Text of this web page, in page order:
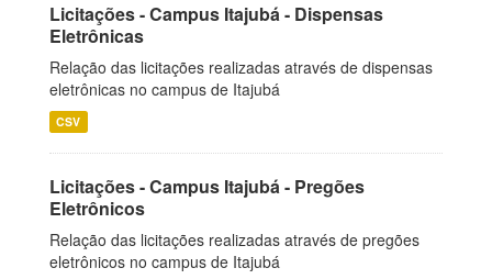
Licitações - Campus Itajubá - Dispensas
Eletrônicas
Relação das licitações realizadas através de dispensas
eletrônicas no campus de Itajubá
CSV
Licitações - Campus Itajubá - Pregões
Eletrônicos
Relação das licitações realizadas através de pregões
eletrônicos no campus de Itajubá